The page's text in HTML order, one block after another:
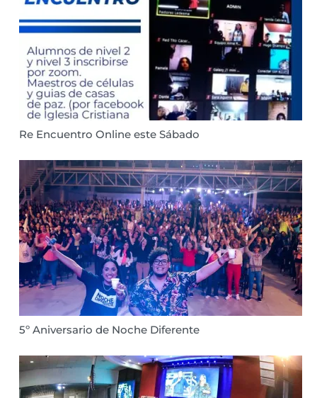
Re Encuentro Online este Sábado
5º Aniversario de Noche Diferente